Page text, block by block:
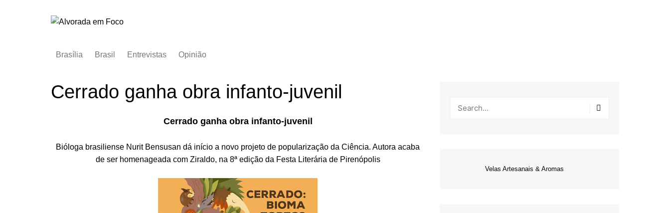
Brasília
Brasil Entrevistas Opinião
Cerrado ganha obra infanto-juvenil
Cerrado ganha obra infanto-juvenil
Bióloga brasiliense Nurit Bensusan dá início a novo projeto de popularização da Ciência. Autora acaba
de ser homenageada com Ziraldo, na 8ª edição da Festa Literária de Pirenópolis
Velas Artesanais & Aromas